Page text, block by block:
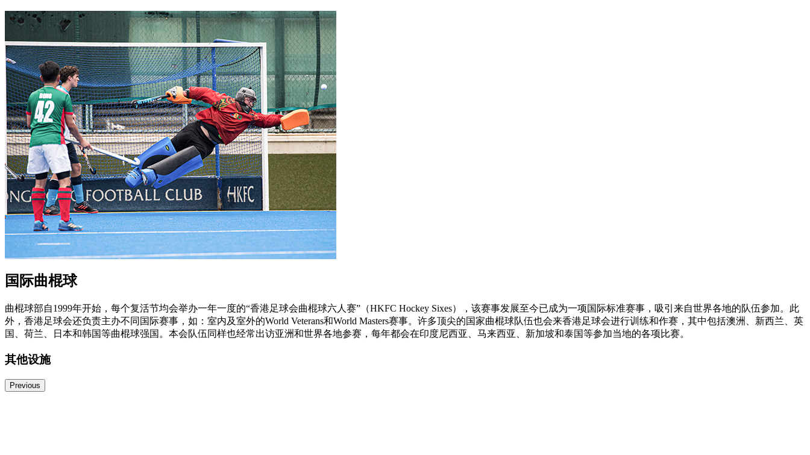
国际曲棍球
曲棍球部自1999年开始，每个复活节均会举办一年一度的“香港足球会曲棍球六人赛”（HKFC Hockey Sixes），该赛事发展至今已成为一项国际标准赛事，吸引来自世界各地的队伍参加。此
外，香港足球会还负责主办不同国际赛事，如：室内及室外的World Veterans和World Masters赛事。许多顶尖的国家曲棍球队伍也会来香港足球会进行训练和作赛，其中包括澳洲、新西兰、英
国、荷兰、日本和韩国等曲棍球强国。本会队伍同样也经常出访亚洲和世界各地参赛，每年都会在印度尼西亚、马来西亚、新加坡和泰国等参加当地的各项比赛。
其他设施
Previous